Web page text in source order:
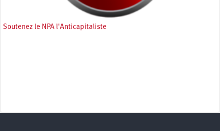
Soutenez le NPA l'Anticapitaliste